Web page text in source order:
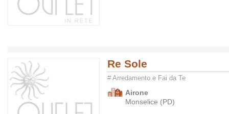
Re Sole
# Arredamento e Fai da Te
Airone
Monselice (PD)